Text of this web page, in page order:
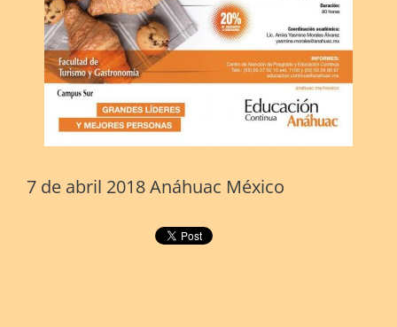
7 de abril 2018 Anáhuac México